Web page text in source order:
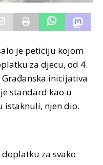
je peticiju kojom
za djecu, od 4.
inicijativa
standard kao u
istaknuli, njen dio.
za svako